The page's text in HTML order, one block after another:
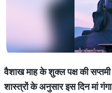
वैशाखमाहकेशुक्लपक्षकीसप्तमी
शास्त्रोंकेअनुसारइसदिनमांगंगा